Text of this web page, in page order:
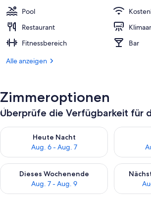
Außenpool
Pool
Restaurant
Fitnessbereich
Bar
Alle anzeigen
Zimmeroptionen
Überprüfe die Verfügbarkeit für
Heute Nacht
Aug. 6 - Aug. 7
Überprüfe die Verfügbarkeit für heute
Dieses Wochenende
Aug. 7 - Aug. 9
Überprüfe die Verfügbarkeit für dieses